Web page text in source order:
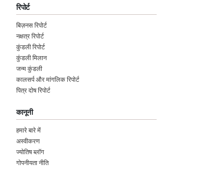
रिपोर्ट
बिज़नस रिपोर्ट
नक्षत्र रिपोर्ट
कुंडली रिपोर्ट
कुंडली मिलान
जन्म कुंडली
कालसर्प और मांगलिक रिपोर्ट
पित्र दोष रिपोर्ट
कानूनी
हमारे बारे में
अस्वीकरण
ज्योतिष ब्लॉग
गोपनीयता नीति